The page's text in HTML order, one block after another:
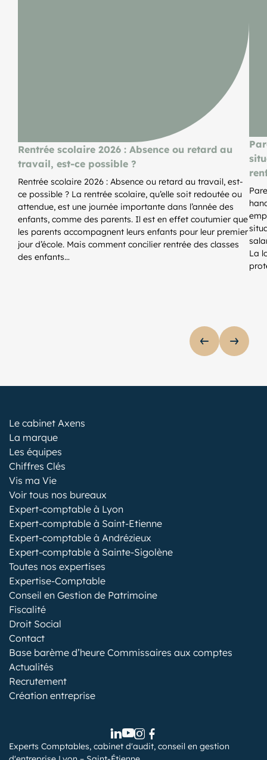
Rentrée scolaire 2026 : Absence ou retard au
travail, est-ce possible ?
Rentrée scolaire 2026 : Absence ou retard au travail, est-
ce possible ? La rentrée scolaire, qu’elle soit redoutée ou
attendue, est une journée importante dans l’année des
enfants, comme des parents. Il est en effet coutumier que
les parents accompagnent leurs enfants pour leur premier
jour d’école. Mais comment concilier rentrée des classes
des enfants…
La
AFFICHER
Le cabinet Axens
La marque
Les équipes
Chiffres Clés
Vis ma Vie
Voir tous nos bureaux
Expert-comptable à Lyon
Expert-comptable à Saint-Etienne
Expert-comptable à Andrézieux
Expert-comptable à Sainte-Sigolène
Toutes nos expertises
Expertise-Comptable
Conseil en Gestion de Patrimoine
Fiscalité
Droit Social
Contact
Base barème d’heure Commissaires aux comptes
Actualités
Recrutement
Création entreprise
Experts Comptables, cabinet d'audit, conseil en gestion